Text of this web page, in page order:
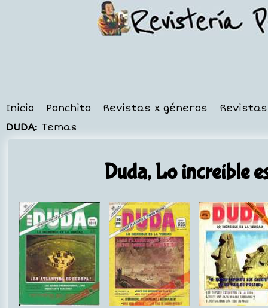
Inicio Ponchito Revistas x géneros
DUDA: Temas
Duda, Lo increíble